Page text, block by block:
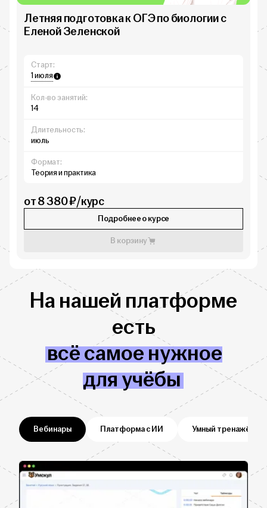
Летняя подготовка к ОГЭ по биологии с
Еленой Зеленской
Старт:
1 июля
Кол-во занятий:
14
Длительность:
июль
Формат:
Теория и практика
от 8 380 ₽/курс
Подробнее о курсе
В корзину
На нашей платформе
есть
всё самое нужное
для учёбы
Вебинары Платформа с ИИ Умный тренажёр